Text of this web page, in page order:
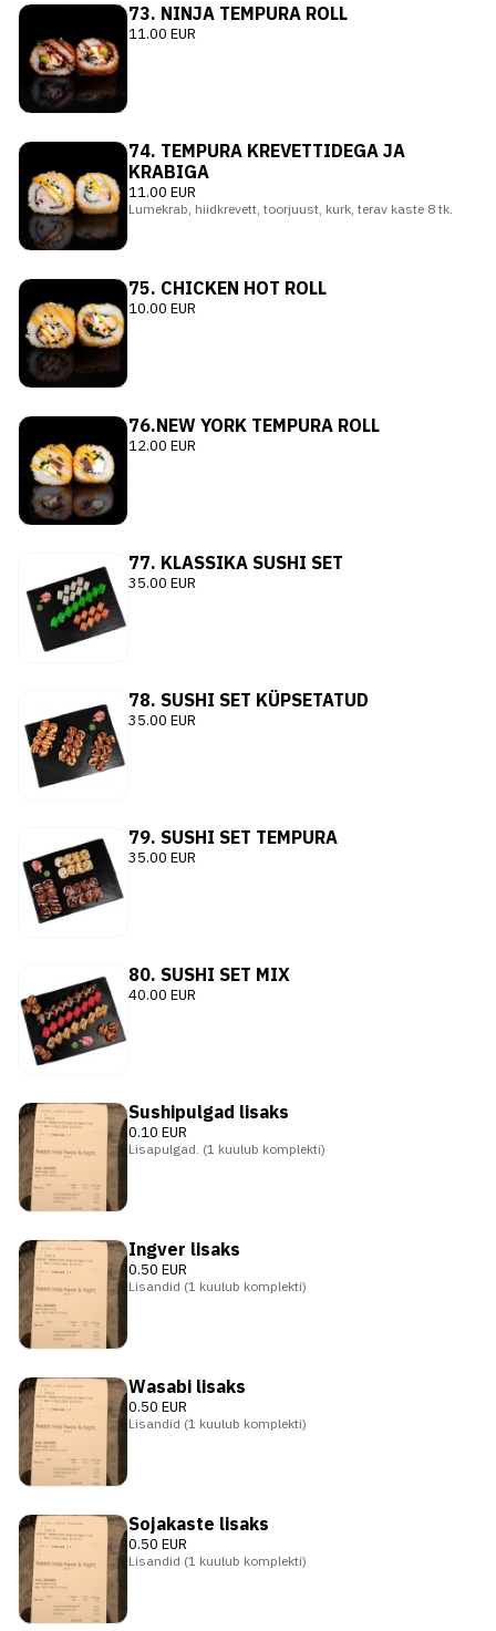
73. NINJA TEMPURA ROLL
11.00 EUR
74. TEMPURA KREVETTIDEGA JA
KRABIGA
11.00 EUR
Lumekrab, hiidkrevett, toorjuust, kurk, terav kaste 8 tk.
75. CHICKEN HOT ROLL
10.00 EUR
76.NEW YORK TEMPURA ROLL
12.00 EUR
77. KLASSIKA SUSHI SET
35.00 EUR
78. SUSHI SET KÜPSETATUD
35.00 EUR
79. SUSHI SET TEMPURA
35.00 EUR
80. SUSHI SET MIX
40.00 EUR
Sushipulgad lisaks
0.10 EUR
Lisapulgad. (1 kuulub komplekti)
Ingver lisaks
0.50 EUR
Lisandid (1 kuulub komplekti)
Wasabi lisaks
0.50 EUR
Lisandid (1 kuulub komplekti)
Sojakaste lisaks
0.50 EUR
Lisandid (1 kuulub komplekti)